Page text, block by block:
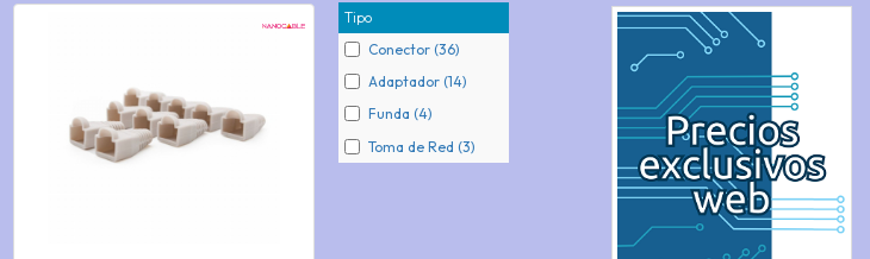
Tipo
Conector (36)
Adaptador (14)
Funda (4)
Toma de Red (3)